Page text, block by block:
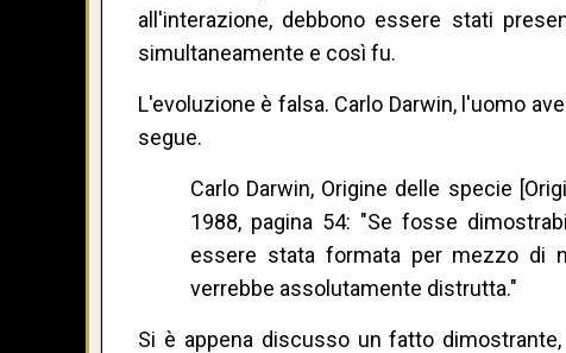
all'interazione, debbono essere stati
simultaneamente e così fu.
L'evoluzione è falsa. Carlo Darwin, l'uomo
segue.
Carlo Darwin, Origine delle specie
1988, pagina 54: "Se fosse
essere stata formata per mezzo di
verrebbe assolutamente distrutta."
Si è appena discusso un fatto